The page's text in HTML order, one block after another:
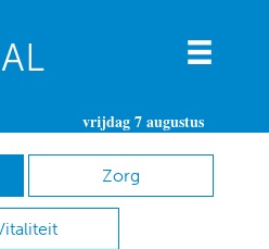
vrijdag 7 augustus
Zorg